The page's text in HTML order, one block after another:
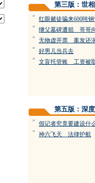
第三版：世相
= 红眼赌徒骗来600吨
= 继父墓碑遭损 哥哥
= 无物虚开票 案发还
= 好男儿当兵去
= 文盲托管账 工资被
第五版：深度
= 假记者究竟要建设什
= 神六飞天 法律护航